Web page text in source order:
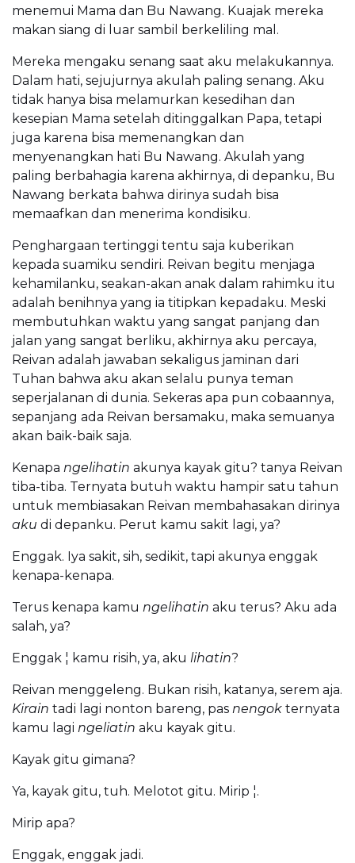
menemui Mama dan Bu Nawang. Kuajak mereka
makan siang di luar sambil berkeliling mal.
Mereka mengaku senang saat aku melakukannya.
Dalam hati, sejujurnya akulah paling senang. Aku
tidak hanya bisa melamurkan kesedihan dan
kesepian Mama setelah ditinggalkan Papa, tetapi
juga karena bisa memenangkan dan
menyenangkan hati Bu Nawang. Akulah yang
paling berbahagia karena akhirnya, di depanku, Bu
Nawang berkata bahwa dirinya sudah bisa
memaafkan dan menerima kondisiku.
Penghargaan tertinggi tentu saja kuberikan
kepada suamiku sendiri. Reivan begitu menjaga
kehamilanku, seakan-akan anak dalam rahimku itu
adalah benihnya yang ia titipkan kepadaku. Meski
membutuhkan waktu yang sangat panjang dan
jalan yang sangat berliku, akhirnya aku percaya,
Reivan adalah jawaban sekaligus jaminan dari
Tuhan bahwa aku akan selalu punya teman
seperjalanan di dunia. Sekeras apa pun cobaannya,
sepanjang ada Reivan bersamaku, maka semuanya
akan baik-baik saja.
Kenapa ngelihatin akunya kayak gitu? tanya Reivan
tiba-tiba. Ternyata butuh waktu hampir satu tahun
untuk membiasakan Reivan membahasakan dirinya
aku di depanku. Perut kamu sakit lagi, ya?
Enggak. Iya sakit, sih, sedikit, tapi akunya enggak
kenapa-kenapa.
Terus kenapa kamu ngelihatin aku terus? Aku ada
salah, ya?
Enggak ¦ kamu risih, ya, aku lihatin?
Reivan menggeleng. Bukan risih, katanya, serem aja.
Kirain tadi lagi nonton bareng, pas nengok ternyata
kamu lagi ngeliatin aku kayak gitu.
Kayak gitu gimana?
Ya, kayak gitu, tuh. Melotot gitu. Mirip ¦.
Mirip apa?
Enggak, enggak jadi.